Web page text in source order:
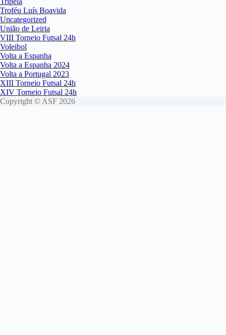
Troféu Luís Boavida
Uncategorized
União de Leiria
VIII Torneio Futsal 24h
Voleibol
Volta a Espanha
Volta a Espanha 2024
Volta a Portugal 2023
XIII Torneio Futsal 24h
XIV Torneio Futsal 24h
Copyright © ASF 2026